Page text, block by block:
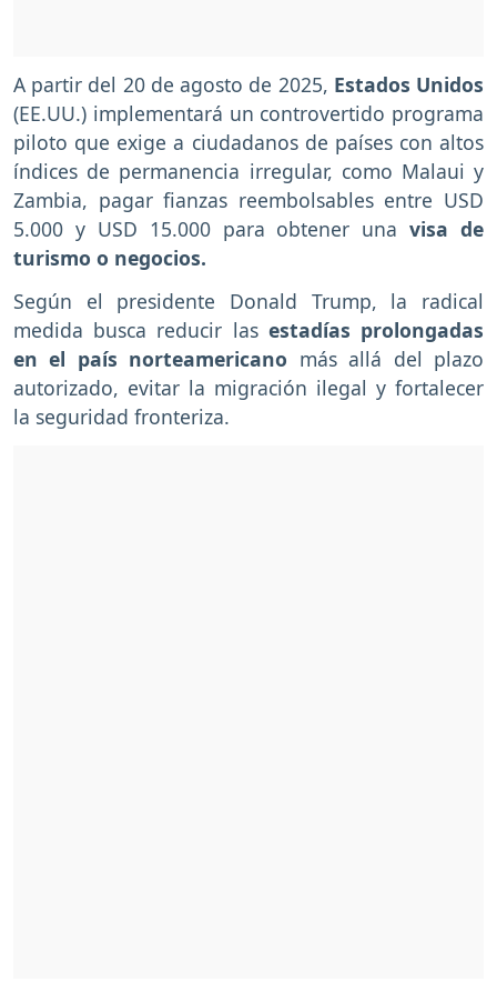
A partir del 20 de agosto de 2025, Estados Unidos
(EE.UU.) implementará un controvertido programa
piloto que exige a ciudadanos de países con altos
índices de permanencia irregular, como Malaui y
Zambia, pagar fianzas reembolsables entre USD
5.000 y USD 15.000 para obtener unavisa de
turismo o negocios.
Según el presidente Donald Trump, la radical
medida busca reducir las estadías prolongadas
en el país norteamericano más allá del plazo
autorizado, evitar la migración ilegal y fortalecer
la seguridad fronteriza.